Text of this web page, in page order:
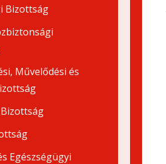
Bizottság
Művelődési és
Egészségügyi